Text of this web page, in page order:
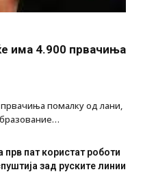
има 4.900 првачиња
помалку од лани,
прв пат користат роботи
зад руските линии